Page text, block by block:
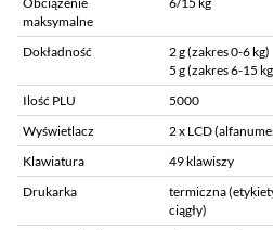
maksymalne
Dokładność
2 g (zakres 0-6 kg)
5 g (zakres 6-15
Ilość PLU
5000
Wyświetlacz
2 x LCD
Klawiatura
49 klawiszy
Drukarka
termiczna
ciągły)